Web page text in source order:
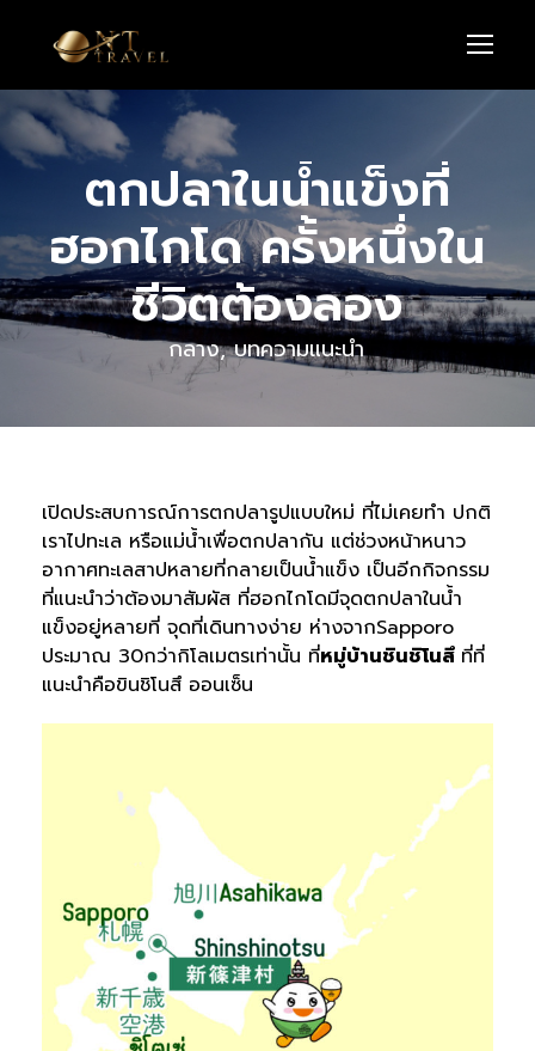
กลาง, บทความแนะนำ
ตกปลาในน้ำแข็งที่
ฮอกไกโด ครั้งหนึ่งใน
ชีวิตต้องลอง
เปิดประสบการณ์การตกปลารูปแบบใหม่ ที่ไม่เคยทำ ปกติ
เราไปทะเล หรือแม่น้ำเพื่อตกปลากัน แต่ช่วงหน้าหนาว
อากาศทะเลสาปหลายที่กลายเป็นน้ำแข็ง เป็นอีกกิจกรรม
ที่แนะนำว่าต้องมาสัมผัส ที่ฮอกไกโดมีจุดตกปลาในน้ำ
แข็งอยู่หลายที่ จุดที่เดินทางง่าย ห่างจากSapporo
ประมาณ 30กว่ากิโลเมตรเท่านั้น ที่หมู่บ้านชินชิโนสึ ที่ที่
แนะนำคือขินชิโนสึ ออนเซ็น